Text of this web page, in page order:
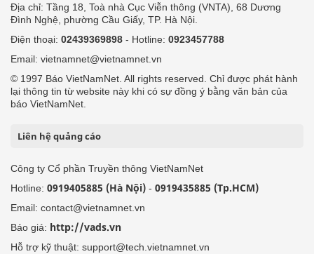
Địa chỉ: Tầng 18, Toà nhà Cục Viễn thông (VNTA), 68 Dương
Đình Nghệ, phường Cầu Giấy, TP. Hà Nội.
Điện thoại: 02439369898 - Hotline: 0923457788
Email: vietnamnet@vietnamnet.vn
© 1997 Báo VietNamNet. All rights reserved. Chỉ được phát hành
lại thông tin từ website này khi có sự đồng ý bằng văn bản của
báo VietNamNet.
Liên hệ quảng cáo
Công ty Cổ phần Truyền thông VietNamNet
Hotline: 0919405885 (Hà Nội) - 0919435885 (Tp.HCM)
Email: contact@vietnamnet.vn
Báo giá: http://vads.vn
Hỗ trợ kỹ thuật: support@tech.vietnamnet.vn